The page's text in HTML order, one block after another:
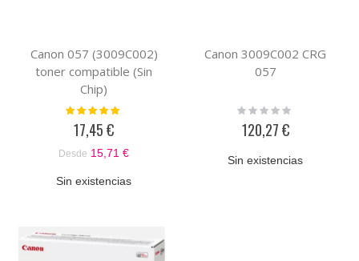
Canon 057 (3009C002)
toner compatible (Sin
Chip)
Valoración:
17,45 €
Desde 15,71 €
Sin existencias
Canon 3009C002 CRG
057
Rating:
120,27 €
Sin existencias